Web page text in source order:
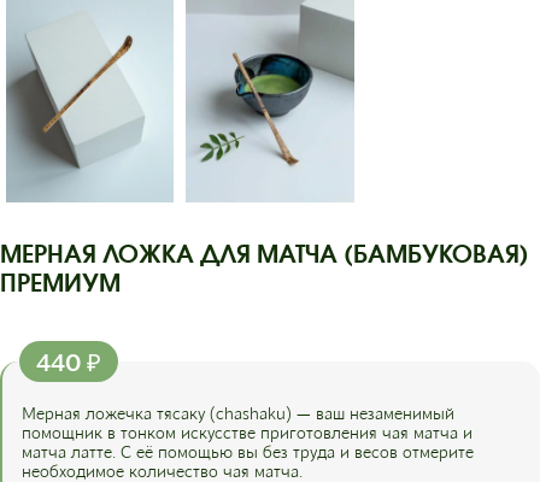
МЕРНАЯ ЛОЖКА ДЛЯ МАТЧА (БАМБУКОВАЯ)
ПРЕМИУМ
440 ₽
Мерная ложечка тясаку (chashaku) — ваш незаменимый
помощник в тонком искусстве приготовления чая матча и
матча латте. С её помощью вы без труда и весов отмерите
необходимое количество чая матча.